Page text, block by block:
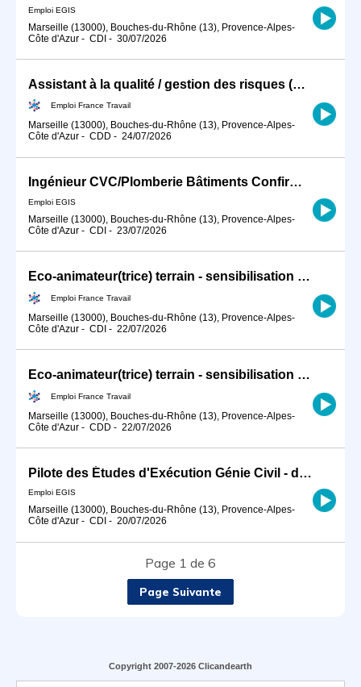
Emploi EGIS
Marseille (13000), Bouches-du-Rhône (13), Provence-Alpes-
Côte d'Azur - CDI - 30/07/2026
Assistant à la qualité / gestion des risques (H/F)
Emploi France Travail
Marseille (13000), Bouches-du-Rhône (13), Provence-Alpes-
Côte d'Azur - CDD - 24/07/2026
Ingénieur CVC/Plomberie Bâtiments Confirmé H/F
Emploi EGIS
Marseille (13000), Bouches-du-Rhône (13), Provence-Alpes-
Côte d'Azur - CDI - 23/07/2026
Eco-animateur(trice) terrain - sensibilisation au tri des déchets (H/F)
Emploi France Travail
Marseille (13000), Bouches-du-Rhône (13), Provence-Alpes-
Côte d'Azur - CDI - 22/07/2026
Eco-animateur(trice) terrain - sensibilisation au tri des déchets (H/F)
Emploi France Travail
Marseille (13000), Bouches-du-Rhône (13), Provence-Alpes-
Côte d'Azur - CDD - 22/07/2026
Pilote des Études d'Exécution Génie Civil - domaine nucléaire H/F
Emploi EGIS
Marseille (13000), Bouches-du-Rhône (13), Provence-Alpes-
Côte d'Azur - CDI - 20/07/2026
Page 1 de 6
Page Suivante
Copyright 2007-2026 Clicandearth